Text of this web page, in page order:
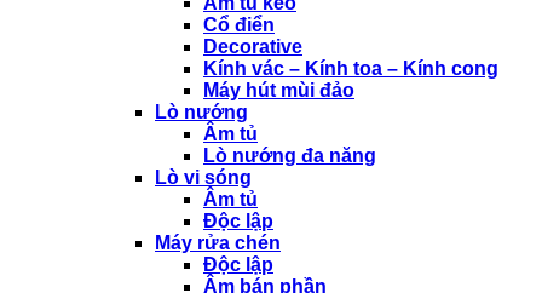
Cổ điển
Decorative
Kính vác – Kính toa – Kính cong
Máy hút mùi đảo
Lò nướng
Âm tủ
Lò nướng đa năng
Lò vi sóng
Âm tủ
Độc lập
Máy rửa chén
Độc lập
Âm bán phần